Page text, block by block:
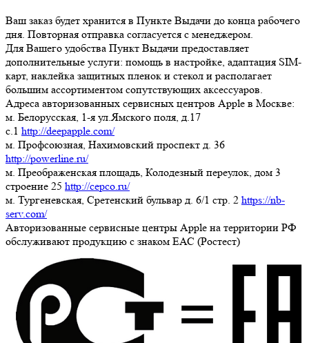
Ваш заказ будет хранится в Пункте Выдачи до конца рабочего
дня. Повторная отправка согласуется с менеджером.
Для Вашего удобства Пункт Выдачи предоставляет
дополнительные услуги: помощь в настройке, адаптация SIM-
карт, наклейка защитных пленок и стекол и располагает
большим ассортиментом сопутствующих аксессуаров.
Адреса авторизованных сервисных центров Apple в Москве:
м. Белорусская, 1-я ул.Ямского поля, д.17
c.1 http://deepapple.com/
м. Профсоюзная, Нахимовский проспект д. 36
http://powerline.ru/
м. Преображенская площадь, Колодезный переулок, дом 3
строение 25 http://cepco.ru/
м. Тургеневская, Сретенский бульвар д. 6/1 стр. 2 https://nb-
serv.com/
Авторизованные сервисные центры Apple на территории РФ
обслуживают продукцию с знаком ЕАС (Ростест)